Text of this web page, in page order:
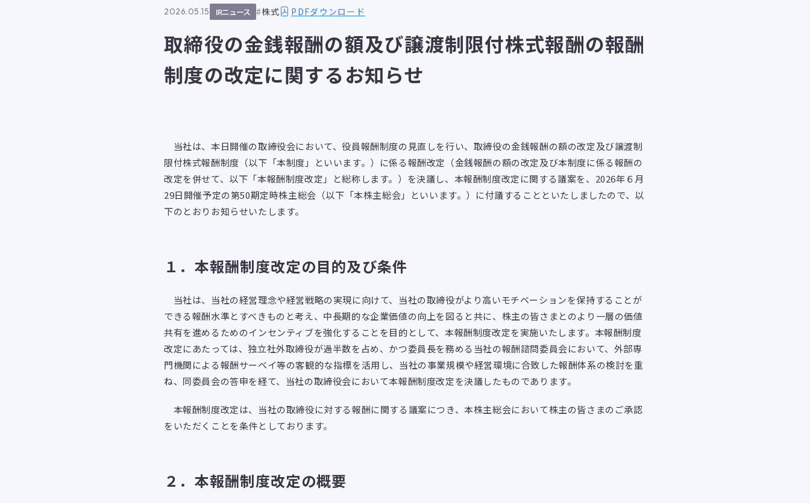
2026.05.15 IRニュース 株式 PDFダウンロード
取締役の金銭報酬の額及び譲渡制限付株式報酬の報酬
制度の改定に関するお知らせ
当社は、本日開催の取締役会において、役員報酬制度の見直しを行い、取締役の金銭報酬の額の改定及び譲渡制
限付株式報酬制度（以下「本制度」といいます。）に係る報酬改定（金銭報酬の額の改定及び本制度に係る報酬の
改定を併せて、以下「本報酬制度改定」と総称します。）を決議し、本報酬制度改定に関する議案を、2026年６月
29日開催予定の第50期定時株主総会（以下「本株主総会」といいます。）に付議することといたしましたので、以
下のとおりお知らせいたします。
１．本報酬制度改定の目的及び条件
当社は、当社の経営理念や経営戦略の実現に向けて、当社の取締役がより高いモチベーションを保持することが
できる報酬水準とすべきものと考え、中長期的な企業価値の向上を図ると共に、株主の皆さまとのより一層の価値
共有を進めるためのインセンティブを強化することを目的として、本報酬制度改定を実施いたします。本報酬制度
改定にあたっては、独立社外取締役が過半数を占め、かつ委員長を務める当社の報酬諮問委員会において、外部専
門機関による報酬サーベイ等の客観的な指標を活用し、当社の事業規模や経営環境に合致した報酬体系の検討を重
ね、同委員会の答申を経て、当社の取締役会において本報酬制度改定を決議したものであります。
本報酬制度改定は、当社の取締役に対する報酬に関する議案につき、本株主総会において株主の皆さまのご承認
をいただくことを条件としております。
２．本報酬制度改定の概要